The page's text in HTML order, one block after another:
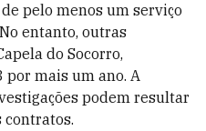
pelo menos um serviço
entanto, outras
do Socorro,
mais um ano. A
podem resultar
contratos.